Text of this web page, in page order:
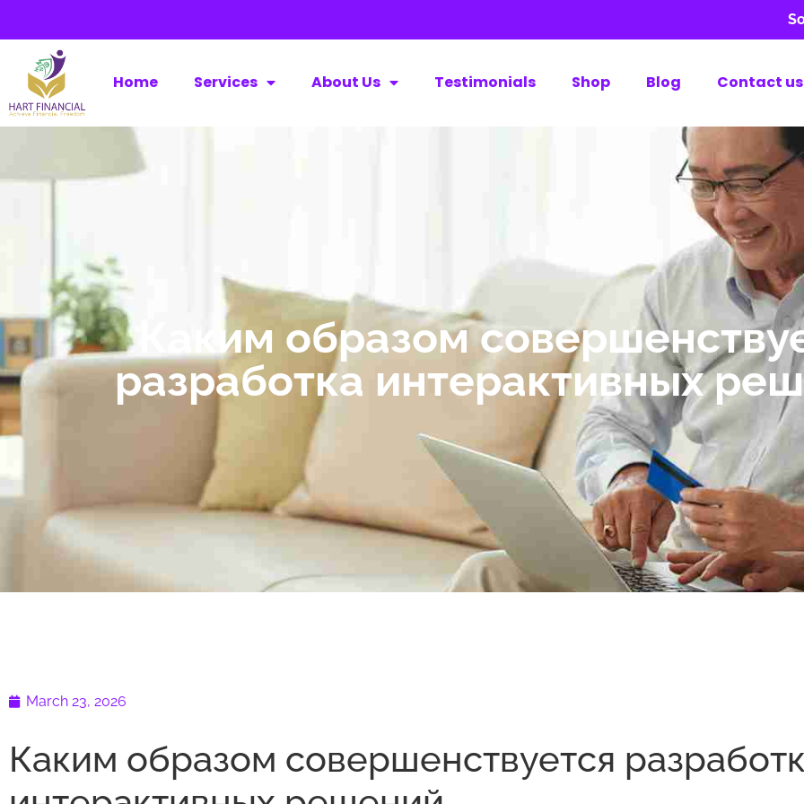
Home Services About Us Testimonials Shop Blog Contact us
Каким образом
разработка интерактивных
March 23, 2026
Каким образом совершенствуется